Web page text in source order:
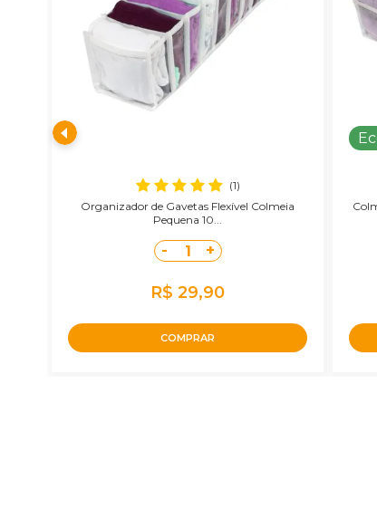
(1)
Organizador de Gavetas Flexível Colmeia
Pequena 10...
- 1 +
R$ 29,90
COMPRAR